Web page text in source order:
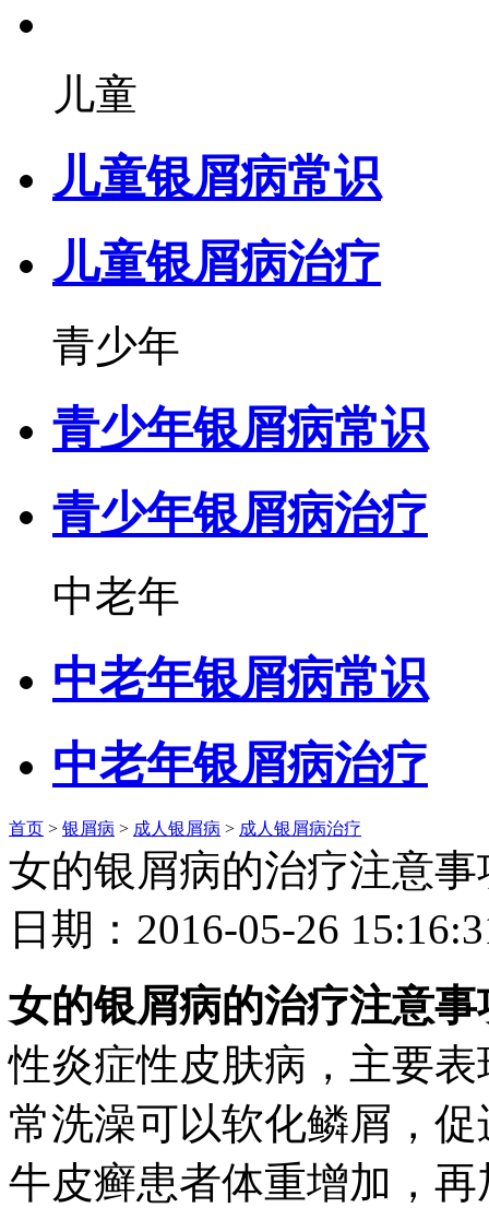
儿童
儿童银屑病常识
儿童银屑病治疗
青少年
青少年银屑病常识
青少年银屑病治疗
中老年
中老年银屑病常识
中老年银屑病治疗
首页 > 银屑病 > 成人银屑病 > 成人银屑病治疗
女的银屑病的治疗注意
日期：2016-05-26
女的银屑病的治疗注意
性炎症性皮肤病，主要
常洗澡可以软化鳞屑，
牛皮癣患者体重增加，